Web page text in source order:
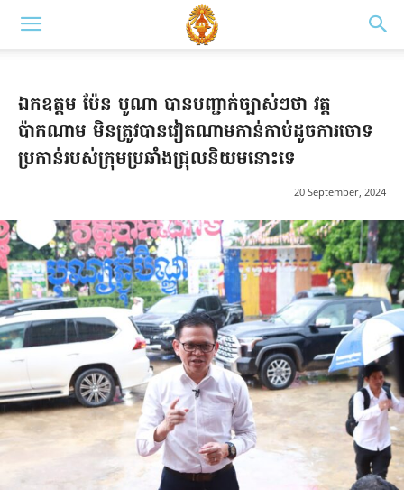
ឯកឧត្តម ប៉ែន បូណា បានបញ្ជាក់ច្បាស់ៗថា វត្ត
ប៉ាកណាម មិនត្រូវបានវៀតណាមកាន់កាប់ដូចការចោទ
ប្រកាន់របស់ក្រុមប្រឆាំងជ្រុលនិយមនោះទេ
20 September, 2024